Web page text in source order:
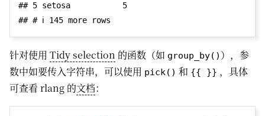
## 5 setosa           5
针对使用 Tidy selection 的函数（如 group_by() ），参
数中如要传入字符串，可以使用 pick() 和 {{ }} ，具体
可查看 rlang 的文档：